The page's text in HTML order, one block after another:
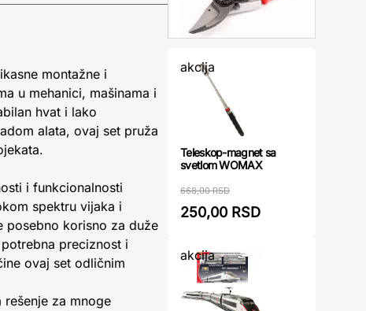
montažne i
u mehanici, mašinama i
hvat i lako
alata, ovaj set pruža
i funkcionalnosti
spektru vijaka i
posebno korisno za duže
preciznost i
ovaj set odličnim
za mnoge
akcija
Teleskop-magnet sa
svetlom WOMAX
668,00 RSD
250,00 RSD
akcija